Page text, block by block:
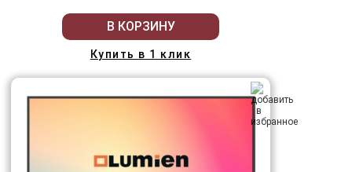
В КОРЗИНУ
Купить в 1 клик